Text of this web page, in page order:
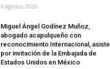
6 agosto, 2026
Miguel Ángel Godínez Muñoz,
abogado acapulqueño con
reconocimiento Internacional, asiste
por invitación de la Embajada de
Estados Unidos en México